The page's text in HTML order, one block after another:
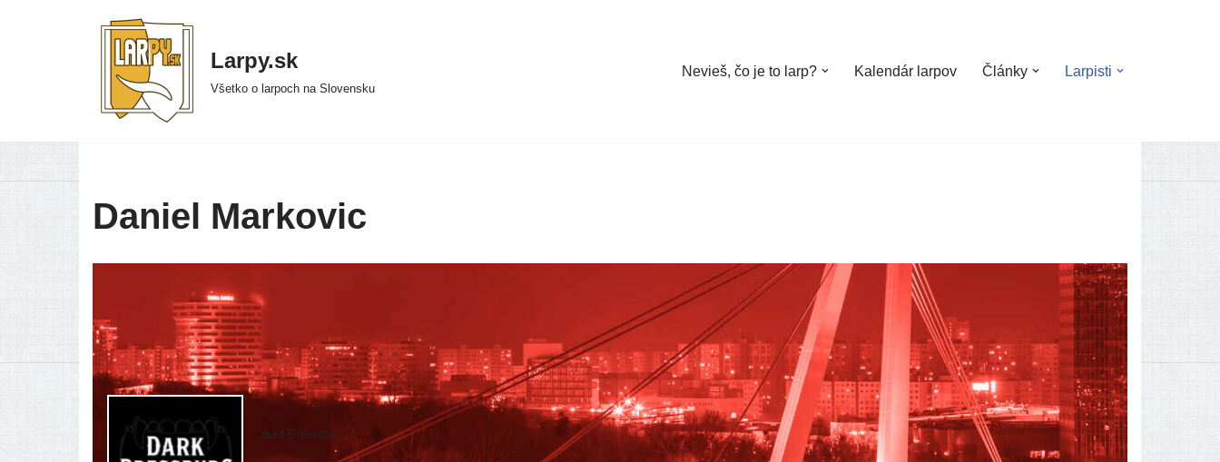
Larpy.sk
Všetko o larpoch na Slovensku
Nevieš, čo je to larp? Kalendár larpov Články Larpisti
Daniel Markovic
pred 6 months